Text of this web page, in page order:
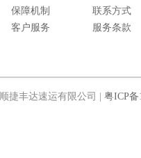
保障机制
客户服务
联系方式
服务条款
捷丰达速运有限公司 | 粤ICP备